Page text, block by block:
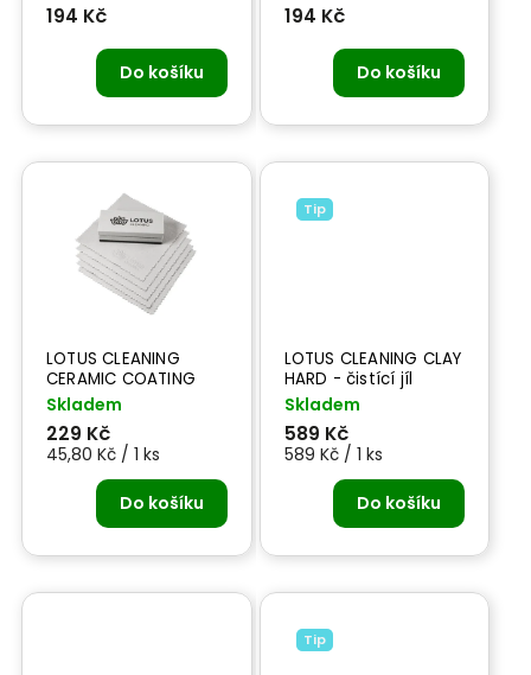
194 Kč
Do košíku
194 Kč
Do košíku
LOTUS CLEANING
CERAMIC COATING
BLOCK WITH CLOTH -
aplikátor na nanášení
keramického povlaku
Skladem
229 Kč
45,80 Kč / 1 ks
Do košíku
Tip
LOTUS CLEANING CLAY
HARD - čistící jíl
Skladem
589 Kč
589 Kč / 1 ks
Do košíku
Tip